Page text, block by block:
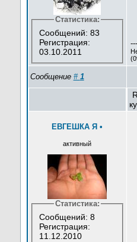
Статистика:
Сообщений: 83
Регистрация:
03.10.2011
Сообщение # 1
ЕВГЕШКА Я •
активный
Статистика:
Сообщений: 8
Регистрация:
11.12.2010